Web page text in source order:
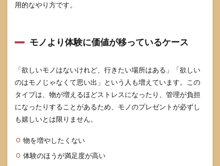
用的なやり方です。
モノより体験に価値が移っているケース
「欲しいモノはないけれど、行きたい場所はある」「欲しい
のはモノじゃなくて思い出」という人も増えています。この
タイプは、物が増えるほどストレスになったり、管理が負担
になったりすることがあるため、モノのプレゼントが必ずし
も嬉しいとは限りません。
物を増やしたくない
体験のほうが満足度が高い